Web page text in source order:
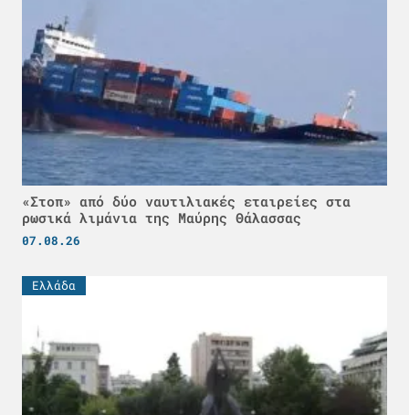
«Στοπ» από δύο ναυτιλιακές εταιρείες στα
ρωσικά λιμάνια της Μαύρης Θάλασσας
07.08.26
Ελλάδα